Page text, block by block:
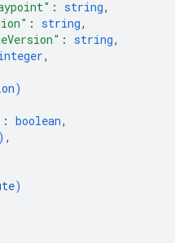
: string,
: string,
: string,
,
)
: boolean,
) ,
)